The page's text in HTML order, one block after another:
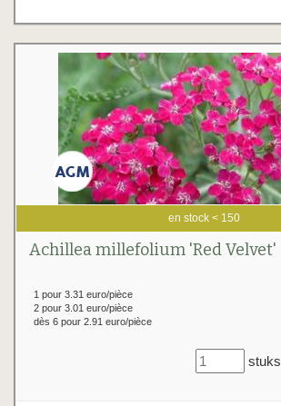
en stock < 150
Achillea millefolium 'Red Velvet'
1 pour 3.31 euro/pièce
2 pour 3.01 euro/pièce
dès 6 pour 2.91 euro/pièce
stuks